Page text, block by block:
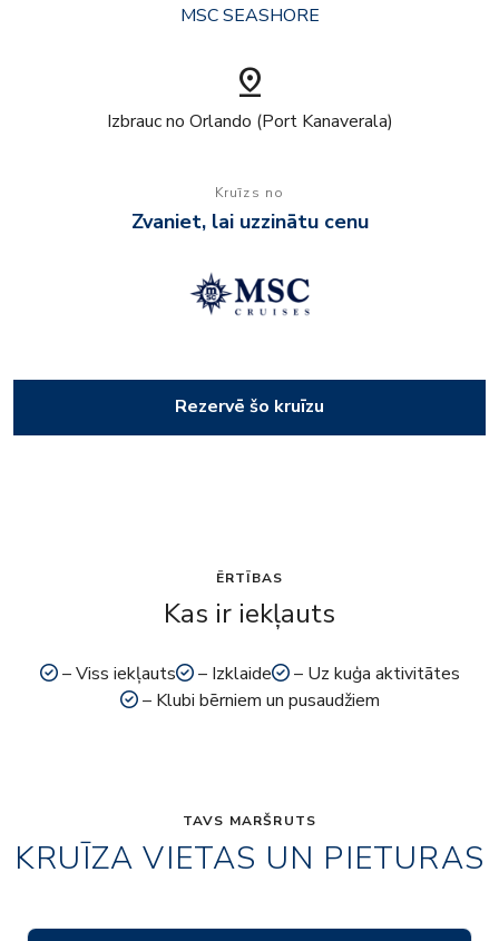
MSC SEASHORE
pin_drop
Izbrauc no Orlando (Port Kanaverala)
Kruīzs no
Zvaniet, lai uzzinātu cenu
Rezervē šo kruīzu
ĒRTĪBAS
Kas ir iekļauts
– Viss iekļauts – Izklaide
– Uz kuģa aktivitātes
– Klubi bērniem un pusaudžiem
TAVS MARŠRUTS
KRUĪZA VIETAS UN PIETURAS